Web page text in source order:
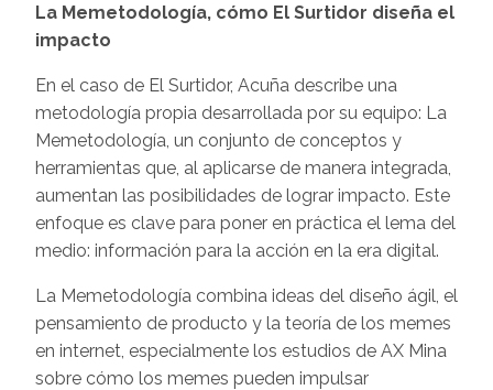
La Memetodología, cómo El Surtidor diseña el
impacto
En el caso de El Surtidor, Acuña describe una
metodología propia desarrollada por su equipo: La
Memetodología, un conjunto de conceptos y
herramientas que, al aplicarse de manera integrada,
aumentan las posibilidades de lograr impacto. Este
enfoque es clave para poner en práctica el lema del
medio: información para la acción en la era digital.
La Memetodología combina ideas del diseño ágil, el
pensamiento de producto y la teoría de los memes
en internet, especialmente los estudios de AX Mina
sobre cómo los memes pueden impulsar